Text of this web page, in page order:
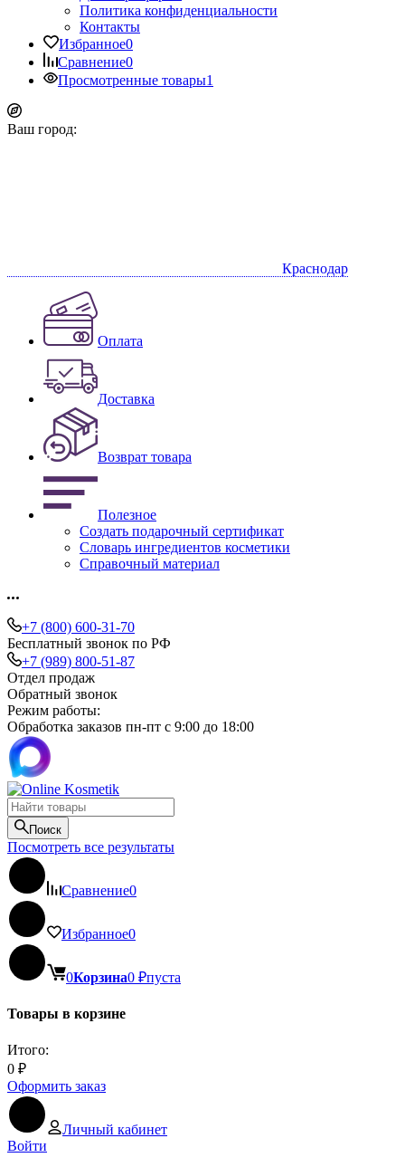
Политика конфиденциальности
Контакты
Избранное0
Сравнение0
Просмотренные товары1
Ваш город:
Краснодар
Оплата
Доставка
Возврат товара
Полезное
Создать подарочный сертификат
Словарь ингредиентов косметики
Справочный материал
+7 (800) 600-31-70
Бесплатный звонок по РФ
+7 (989) 800-51-87
Отдел продаж
Обратный звонок
Режим работы:
Обработка заказов пн-пт с 9:00 до 18:00
Поиск
Посмотреть все результаты
Сравнение0
Избранное0
0Корзина0 ₽пуста
Товары в корзине
Итого:
0 ₽
Оформить заказ
Личный кабинет
Войти